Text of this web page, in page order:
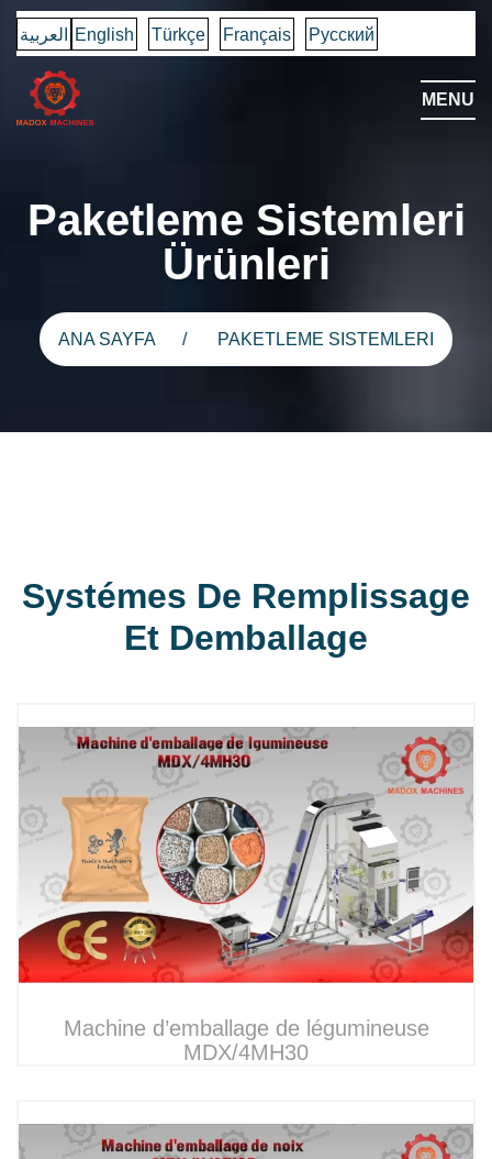
العربية English Türkçe Français Русский
MENU
Paketleme Sistemleri
Ürünleri
ANA SAYFA PAKETLEME SISTEMLERI
Systémes De Remplissage
Et Demballage
Machine d’emballage de légumineuse
MDX/4MH30